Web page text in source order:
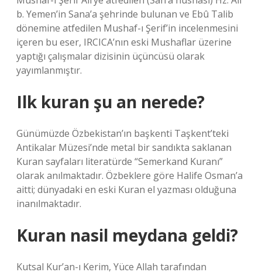
b. Yemen’in Sana’a şehrinde bulunan ve Ebû Talib
dönemine atfedilen Mushaf-ı Şerif’in incelenmesini
içeren bu eser, IRCICA’nın eski Mushaflar üzerine
yaptığı çalışmalar dizisinin üçüncüsü olarak
yayımlanmıştır.
Ilk kuran şu an nerede?
Günümüzde Özbekistan’ın başkenti Taşkent’teki
Antikalar Müzesi’nde metal bir sandıkta saklanan
Kuran sayfaları literatürde “Semerkand Kuranı”
olarak anılmaktadır. Özbeklere göre Halife Osman’a
aitti; dünyadaki en eski Kuran el yazması olduğuna
inanılmaktadır.
Kuran nasil meydana geldi?
Kutsal Kur’an-ı Kerim, Yüce Allah tarafından